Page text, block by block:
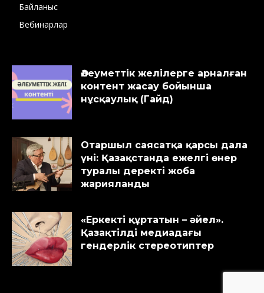
Байланыс
Вебинарлар
Әлеуметтік желілерге арналған
контент жасау бойынша
нұсқаулық (Гайд)
Отаршыл саясатқа қарсы дала
үні: Қазақстанда ежелгі өнер
туралы деректі жоба
жарияланды
«Еркекті құртатын – әйел».
Қазақтілді медиадағы
гендерлік стереотиптер